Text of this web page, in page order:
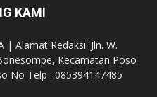
KAMI
| Alamat Redaksi: Jln. W.
Kecamatan Poso
No Telp : 085394147485